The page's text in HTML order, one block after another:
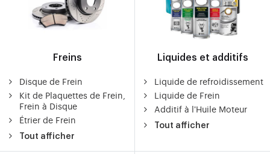
Freins
Disque de Frein
Kit de Plaquettes de Frein,
Frein à Disque
Étrier de Frein
Tout afficher
Liquides et additifs
Liquide de refroidissement
Liquide de Frein
Additif à l'Huile Moteur
Tout afficher